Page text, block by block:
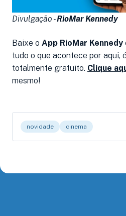
Divulgação -RioMar Kennedy
Baixe o App RioMar Kennedy
tudo o que acontece por aqui,
totalmente gratuito. Clique
mesmo!
novidade cinema